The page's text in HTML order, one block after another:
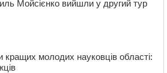
Мойсієнко вийшли у другий тур
кращих молодих науковців області: